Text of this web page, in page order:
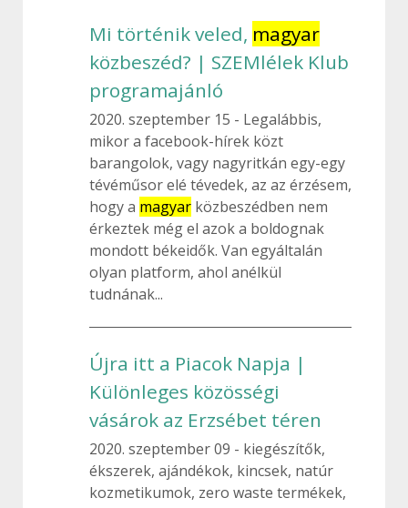
Mi történik veled, magyar
közbeszéd? | SZEMlélek Klub
programajánló
2020. szeptember 15
Legalábbis,
mikor a facebook-hírek közt
barangolok, vagy nagyritkán egy-egy
tévéműsor elé tévedek, az az érzésem,
hogy a magyar közbeszédben nem
érkeztek még el azok a boldognak
mondott békeidők. Van egyáltalán
olyan platform, ahol anélkül
tudnának...
Újra itt a Piacok Napja |
Különleges közösségi
vásárok az Erzsébet téren
2020. szeptember 09
kiegészítők,
ékszerek, ajándékok, kincsek, natúr
kozmetikumok, zero waste termékek,